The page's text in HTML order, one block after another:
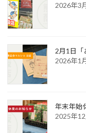
2026年3
2月1日「
2026年1
年末年始
2025年